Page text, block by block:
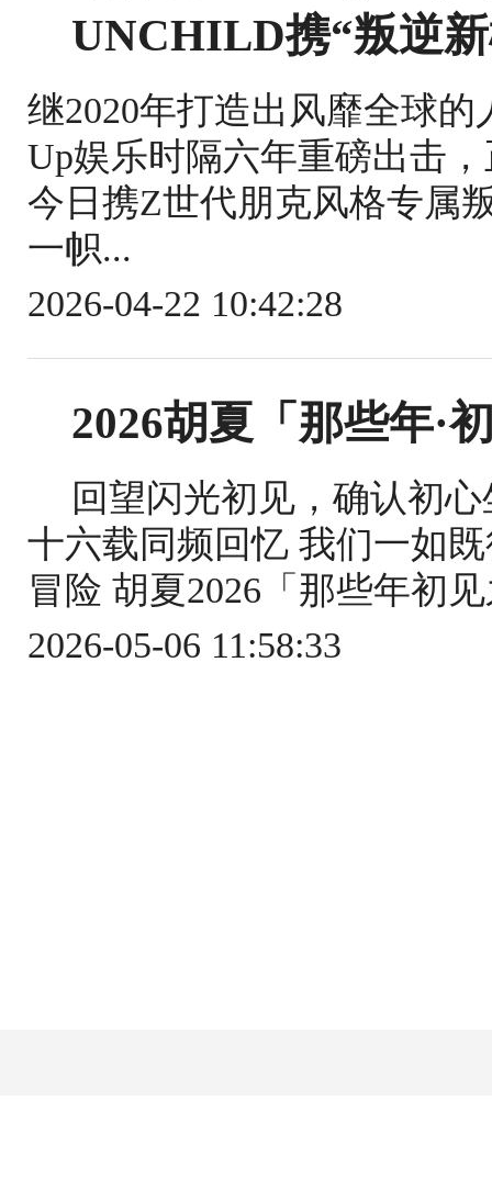
UNCHILD携“叛逆
继2020年打造出风靡全球
Up娱乐时隔六年重磅出击
今日携Z世代朋克风格专属
一帜...
2026-04-22 10:42:28
2026胡夏「那些年·
回望闪光初见，确认初
十六载同频回忆 我们一如
冒险 胡夏2026「那些年初
2026-05-06 11:58:33